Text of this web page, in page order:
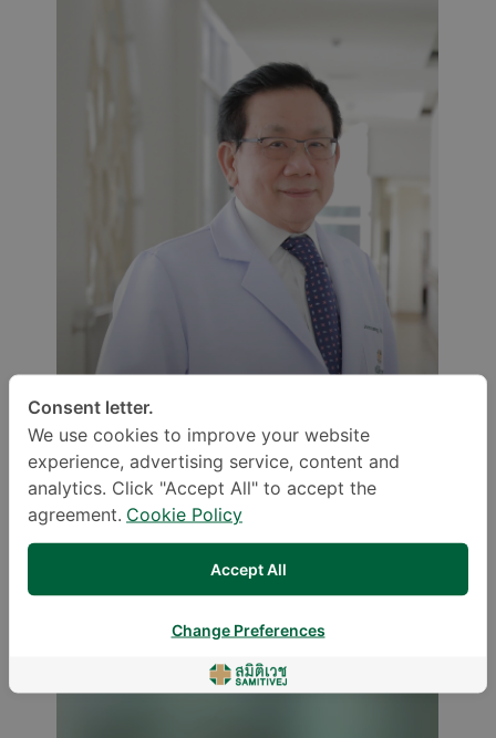
Boonsaeng Wutthiphan,
M.D.
OBSTETRICS AND GYNAECOLOGY
Consent letter.
We use cookies to improve your website
experience, advertising service, content and
analytics. Click "Accept All" to accept the
agreement. Cookie Policy
Accept All
Change Preferences